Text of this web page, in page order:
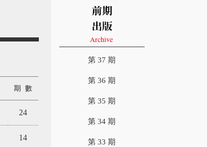
期 數
24
14
第 37 期
第 36 期
第 35 期
第 34 期
第 33 期